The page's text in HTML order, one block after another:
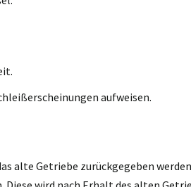
aufweisen.
alte Getriebe zurückgegeben